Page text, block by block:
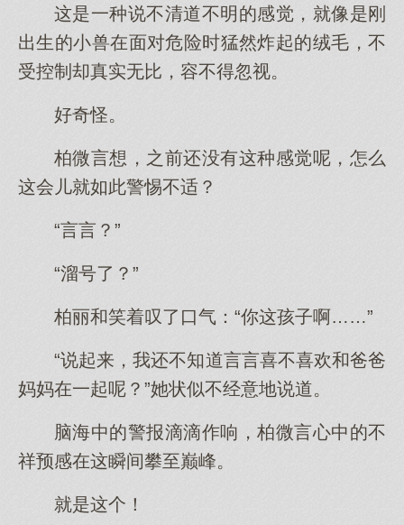
这是一种说不清道不明的感觉，就像是刚
出生的小兽在面对危险时猛然炸起的绒毛，不
受控制却真实无比，容不得忽视。
好奇怪。
柏微言想，之前还没有这种感觉呢，怎么
这会儿就如此警惕不适？
“言言？”
“溜号了？”
柏丽和笑着叹了口气：“你这孩子啊……”
“说起来，我还不知道言言喜不喜欢和爸爸
妈妈在一起呢？”她状似不经意地说道。
脑海中的警报滴滴作响，柏微言心中的不
祥预感在这瞬间攀至巅峰。
就是这个！